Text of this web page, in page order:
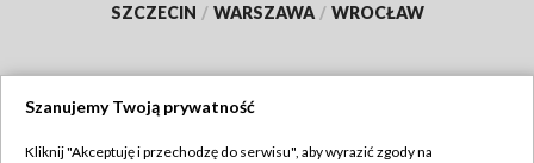
SZCZECIN / WARSZAWA / WROCŁAW
Szanujemy Twoją prywatność
Kliknij "Akceptuję i przechodzę do serwisu", aby wyrazić zgody na